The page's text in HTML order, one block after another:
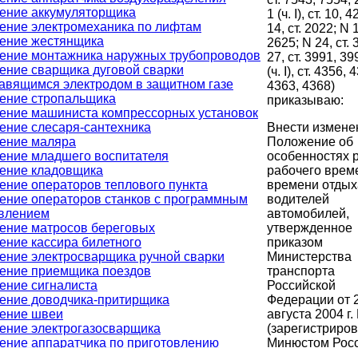
аккумуляторщика
электромеханика по лифтам
жестянщика
монтажника наружных трубопроводов
сварщика дуговой сварки
электродом в защитном газе
стропальщика
машиниста компрессорных установок
слесаря-сантехника
маляра
младшего воспитателя
кладовщика
операторов теплового пункта
операторов станков с программным
матросов береговых
кассира билетного
электросварщика ручной сварки
приемщика поездов
сигналиста
доводчика-притирщика
швеи
электрогазосварщика
аппаратчика по приготовлению
1 (ч. I), ст. 10,
14, ст. 2022; N
2625; N 24, ст.
27, ст. 3991,
(ч. I), ст. 4356,
4363, 4368)
приказываю:
Внести
Положение об
особенностях
рабочего
времени
водителей
автомобилей,
утвержденное
приказом
Министерства
транспорта
Российской
Федерации от
августа 2004
Минюстом